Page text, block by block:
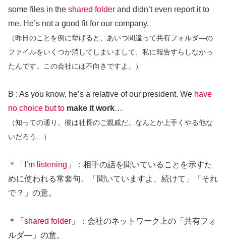
some files in the shared folder and didn’t even report it to
me. He’s not a good fit for our company.
（昨日のことを例に挙げると、あいつ間違って共有フォルダ―の
ファイルをいくつか消してしまいまして、私に報告すらしなかっ
たんです。この会社には不向きですよ。）
B : As you know, he’s a relative of our president. We have
no choice but to make it work…
（知っての通り、彼は社長のご親戚だ。なんとか上手くやる他な
いだろう…）
＊「 I’m listening 」：相手の話を聞いていることを示すた
めに使われる常套句。「聞いていますよ、続けて」「それ
で？」の意。
＊「 shared folder 」：会社のネットワーク上の「共有フォ
ルダ―」の意。